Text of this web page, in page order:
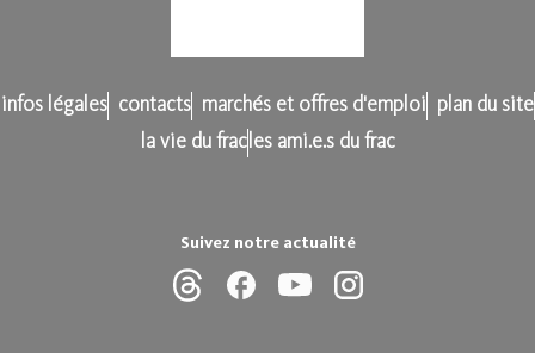
Suivez notre actualité
infos légales contacts marchés et offres d'emploi
plan du site
la vie du frac les ami.e.s du frac